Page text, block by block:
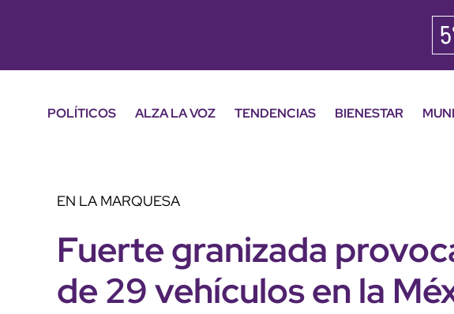
POLÍTICOS ALZA LA VOZ TENDENCIAS BIENESTAR
EN LA MARQUESA
Fuerte granizada
de 29 vehículos en la